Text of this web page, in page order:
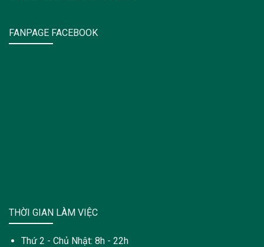
FANPAGE FACEBOOK
THỜI GIAN LÀM VIỆC
Thứ 2 - Chủ Nhật: 8h - 22h